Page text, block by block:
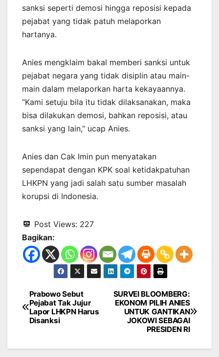
sanksi seperti demosi hingga reposisi kepada
pejabat yang tidak patuh melaporkan
hartanya.
Anies mengklaim bakal memberi sanksi untuk
pejabat negara yang tidak disiplin atau main-
main dalam melaporkan harta kekayaannya.
“Kami setuju bila itu tidak dilaksanakan, maka
bisa dilakukan demosi, bahkan reposisi, atau
sanksi yang lain,” ucap Anies.
Anies dan Cak Imin pun menyatakan
sependapat dengan KPK soal ketidakpatuhan
LHKPN yang jadi salah satu sumber masalah
korupsi di Indonesia.
Post Views: 227
Bagikan:
Navigasi
pos
SURVEI BLOOMBERG:
EKONOM PILIH ANIES
UNTUK GANTIKAN
JOKOWI SEBAGAI
PRESIDEN RI
Prabowo Sebut
Pejabat Tak Jujur
Lapor LHKPN Harus
Disanksi